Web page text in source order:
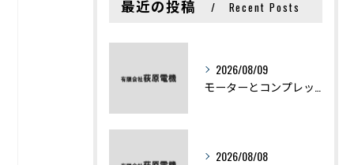
最近の投稿 Recent Posts
2026/08/09
2026/08/08